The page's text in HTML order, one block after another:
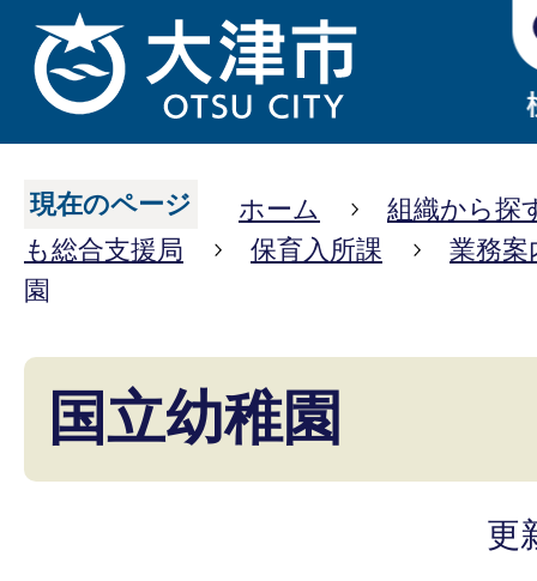
現在のページ ホーム
組織から探
も総合支援局
保育入所課
業務案
園
国立幼稚園
更